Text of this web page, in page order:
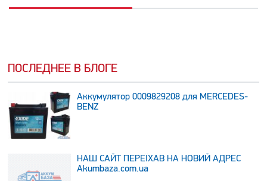
ПОСЛЕДНЕЕ В БЛОГЕ
Аккумулятор 0009829208 для MERCEDES-
BENZ
НАШ САЙТ ПЕРЕЇХАВ НА НОВИЙ АДРЕС
Аkumbaza.com.ua